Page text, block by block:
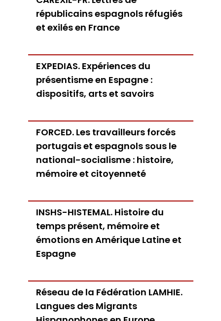
Agenda
Séminaires et conférences
Journées d’études
Soutenances HDR
Les Revues du LER
Cahiers ALHIM
RITA
Ouvrages
Dossiers et numéros de revues
Thèses
Collection HAL
républicains espagnols réfugiés
et exilés en France
EXPEDIAS. Expériences du
présentisme en Espagne :
dispositifs, arts et savoirs
FORCED. Les travailleurs forcés
portugais et espagnols sous le
national-socialisme : histoire,
mémoire et citoyenneté
INSHS-HISTEMAL. Histoire du
temps présent, mémoire et
émotions en Amérique Latine et
Espagne
Réseau de la Fédération LAMHIE.
Langues des Migrants